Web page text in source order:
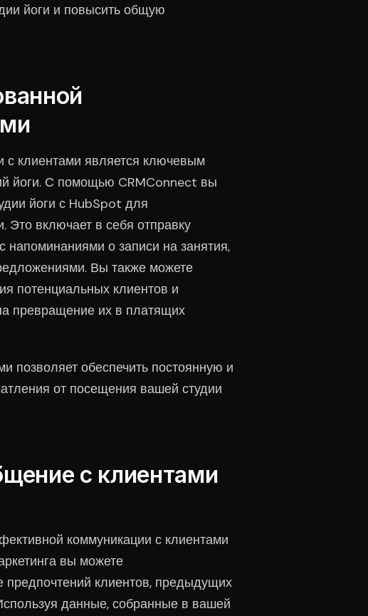
йоги и повысить общую
с клиентами является ключевым
йоги. С помощью CRMConnect вы
йоги с HubSpot для
Это включает в себя отправку
напоминаниями о записи на занятия,
Вы также можете
потенциальных клиентов и
превращение их в платящих
позволяет обеспечить постоянную и
от посещения вашей студии
с клиентами
коммуникации с клиентами
вы можете
предпочтений клиентов, предыдущих
данные, собранные в вашей